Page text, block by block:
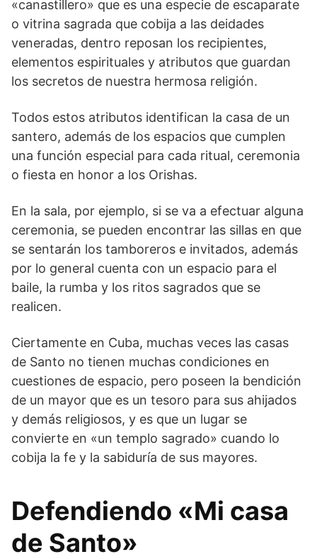
«canastillero» que es una especie de escaparate
o vitrina sagrada que cobija a las deidades
veneradas, dentro reposan los recipientes,
elementos espirituales y atributos que guardan
los secretos de nuestra hermosa religión.
Todos estos atributos identifican la casa de un
santero, además de los espacios que cumplen
una función especial para cada ritual, ceremonia
o fiesta en honor a los Orishas.
En la sala, por ejemplo, si se va a efectuar alguna
ceremonia, se pueden encontrar las sillas en que
se sentarán los tamboreros e invitados, además
por lo general cuenta con un espacio para el
baile, la rumba y los ritos sagrados que se
realicen.
Ciertamente en Cuba, muchas veces las casas
de Santo no tienen muchas condiciones en
cuestiones de espacio, pero poseen la bendición
de un mayor que es un tesoro para sus ahijados
y demás religiosos, y es que un lugar se
convierte en «un templo sagrado» cuando lo
cobija la fe y la sabiduría de sus mayores.
Defendiendo «Mi casa
de Santo»